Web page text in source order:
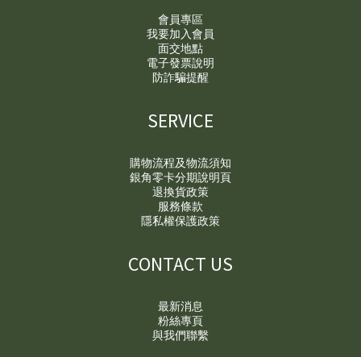
會員專區
我要加入會員
面交地點
電子發票說明
防詐騙提醒
SERVICE
購物流程及物流須知
銀角零卡分期說明頁
退換貨政策
服務條款
隱私權保護政策
CONTACT US
最新消息
粉絲專頁
與我們聯繫